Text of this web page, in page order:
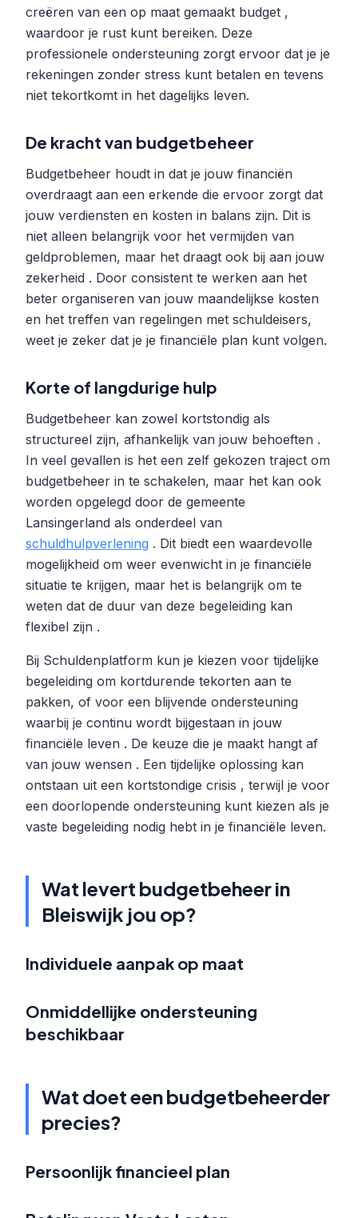
creëren van een op maat gemaakt budget ,
waardoor je rust kunt bereiken. Deze
professionele ondersteuning zorgt ervoor dat je je
rekeningen zonder stress kunt betalen en tevens
niet tekortkomt in het dagelijks leven.
De kracht van budgetbeheer
Budgetbeheer houdt in dat je jouw financiën
overdraagt aan een erkende die ervoor zorgt dat
jouw verdiensten en kosten in balans zijn. Dit is
niet alleen belangrijk voor het vermijden van
geldproblemen, maar het draagt ook bij aan jouw
zekerheid . Door consistent te werken aan het
beter organiseren van jouw maandelijkse kosten
en het treffen van regelingen met schuldeisers,
weet je zeker dat je je financiële plan kunt volgen.
Korte of langdurige hulp
Budgetbeheer kan zowel kortstondig als
structureel zijn, afhankelijk van jouw behoeften .
In veel gevallen is het een zelf gekozen traject om
budgetbeheer in te schakelen, maar het kan ook
worden opgelegd door de gemeente
Lansingerland als onderdeel van
schuldhulpverlening . Dit biedt een waardevolle
mogelijkheid om weer evenwicht in je financiële
situatie te krijgen, maar het is belangrijk om te
weten dat de duur van deze begeleiding kan
flexibel zijn .
Bij Schuldenplatform kun je kiezen voor tijdelijke
begeleiding om kortdurende tekorten aan te
pakken, of voor een blijvende ondersteuning
waarbij je continu wordt bijgestaan in jouw
financiële leven . De keuze die je maakt hangt af
van jouw wensen . Een tijdelijke oplossing kan
ontstaan uit een kortstondige crisis , terwijl je voor
een doorlopende ondersteuning kunt kiezen als je
vaste begeleiding nodig hebt in je financiële leven.
Wat levert budgetbeheer in
Bleiswijk jou op?
Individuele aanpak op maat
Onmiddellijke ondersteuning
beschikbaar
Wat doet een budgetbeheerder
precies?
Persoonlijk financieel plan